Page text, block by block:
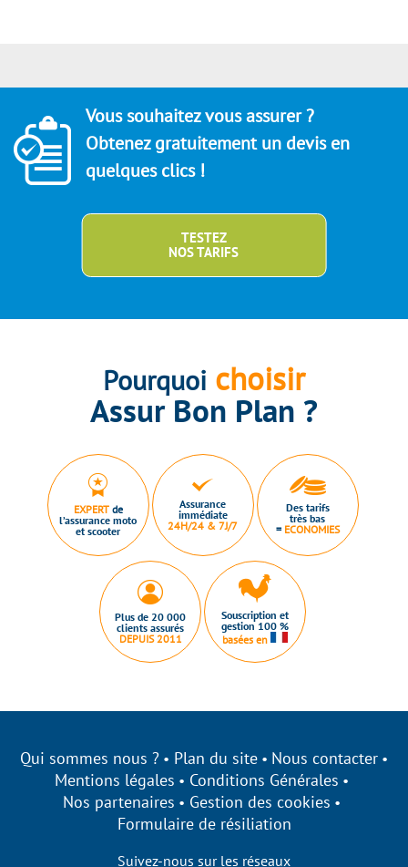
Vous souhaitez vous assurer ?
Obtenez gratuitement un devis en
quelques clics !
TESTEZ
NOS TARIFS
Pourquoi choisir
Assur Bon Plan ?
EXPERTde
l’assurance moto
et scooter
Assurance
immédiate
24H/24 & 7J/7
Des tarifs
très bas
= ECONOMIES
Plus de 20 000
clients assurés
DEPUIS 2011
Souscription et
gestion 100 %
basées en
Qui sommes nous ? Plan du site
Nous contacter
Mentions légales
Conditions Générales
Nos partenaires
Gestion des cookies
Formulaire de résiliation
Suivez-nous sur les réseaux